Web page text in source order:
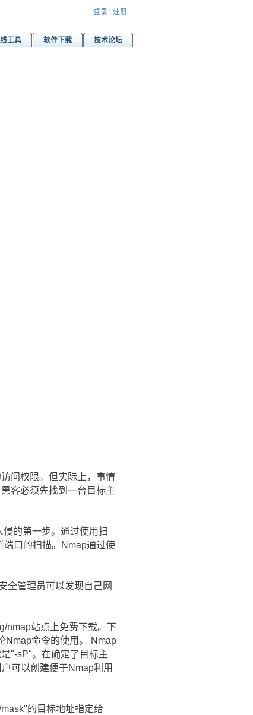
登录 注册
工具 软件下载
技术论坛
问权限。但实际上，事情
客必须先找到一台目标主
的第一步。通过使用扫
端口的扫描。Nmap通过使
全管理员可以发现自己网
nmap站点上免费下载。下
Nmap命令的使用。 Nmap
"-sP"。在确定了目标主
可以创建便于Nmap利用
的目标地址指定给